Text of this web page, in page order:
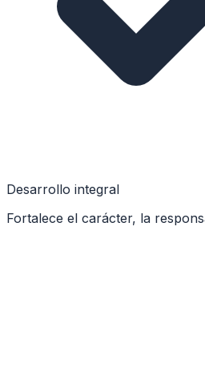
Desarrollo integral
Fortalece el carácter, la